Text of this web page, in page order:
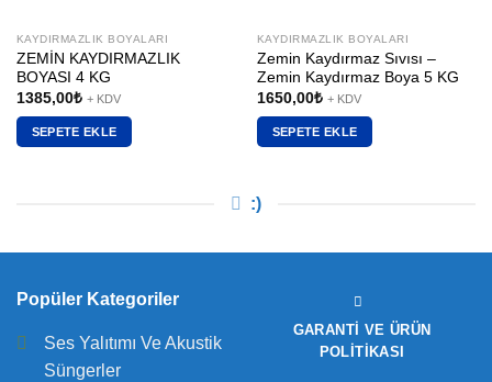
KAYDIRMAZLIK BOYALARI
ZEMİN KAYDIRMAZLIK
BOYASI 4 KG
1385,00₺ + KDV
SEPETE EKLE
KAYDIRMAZLIK BOYALARI
Zemin Kaydırmaz Sıvısı –
Zemin Kaydırmaz Boya 5 KG
1650,00₺ + KDV
SEPETE EKLE
:)
Popüler Kategoriler
Ses Yalıtımı Ve Akustik
Süngerler
GARANTI VE ÜRÜN
POLITIKASI